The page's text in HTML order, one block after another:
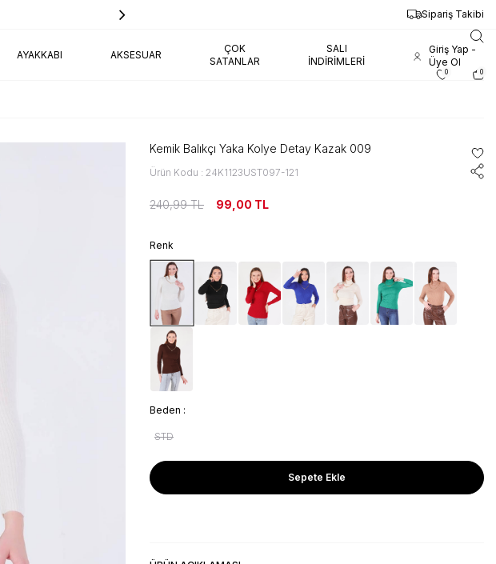
Sipariş Takibi
AYAKKABI AKSESUAR
ÇOK
SATANLAR
SALI
İNDIRIMLERI
Giriş Yap -
Üye Ol
0 0
Kemik Balıkçı Yaka Kolye Detay Kazak 009
Ürün Kodu : 24K1123UST097-121
240,99TL 99,00 TL
Renk
Beden :
STD
Sepete Ekle